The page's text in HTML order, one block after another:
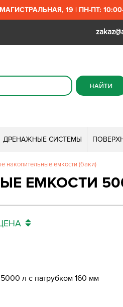
19 | ПН-ПТ: 10:00-
ДРЕНАЖНЫЕ СИСТЕМЫ
накопительные емкости (баки)
ЕМКОСТИ
л с патрубком 160 мм